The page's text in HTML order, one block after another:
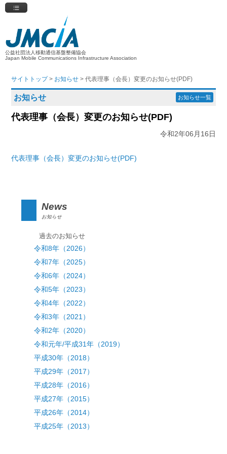
公益社団法人移動通信基盤整備協会
Japan Mobile Communications Infrastructure Association
サイトトップ> お知らせ > 代表理事（会長）変更のお知らせ(PDF)
お知らせ お知らせ一覧
代表理事（会長）変更のお知らせ(PDF)
令和2年06月16日
代表理事（会長）変更のお知らせ(PDF)
News
お知らせ
過去のお知らせ
令和8年（2026）
令和7年（2025）
令和6年（2024）
令和5年（2023）
令和4年（2022）
令和3年（2021）
令和2年（2020）
令和元年/平成31年（2019）
平成30年（2018）
平成29年（2017）
平成28年（2016）
平成27年（2015）
平成26年（2014）
平成25年（2013）